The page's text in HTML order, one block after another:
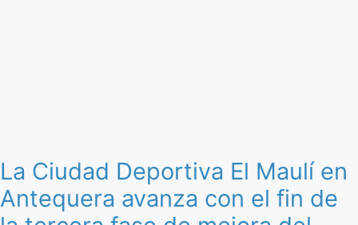
La Ciudad Deportiva El Maulí en
Antequera avanza con el fin de